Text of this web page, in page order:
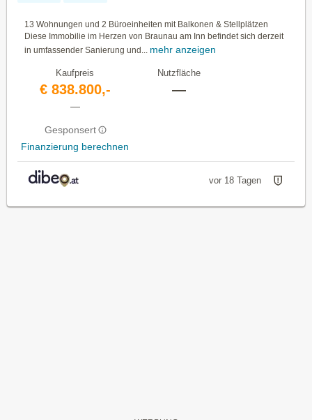
13 Wohnungen und 2 Büroeinheiten mit Balkonen & Stellplätzen
Diese Immobilie im Herzen von Braunau am Inn befindet sich derzeit
in umfassender Sanierung und...
mehr anzeigen
Kaufpreis
€ 838.800,-
—
Gesponsert
Finanzierung berechnen
Nutzfläche
—
vor 18 Tagen